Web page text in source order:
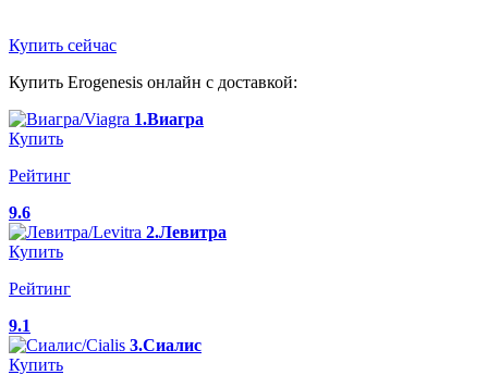
Купить сейчас
Купить Erogenesis онлайн с доставкой:
1.Виагра
Купить
Рейтинг
9.6
2.Левитра
Купить
Рейтинг
9.1
3.Сиалис
Купить